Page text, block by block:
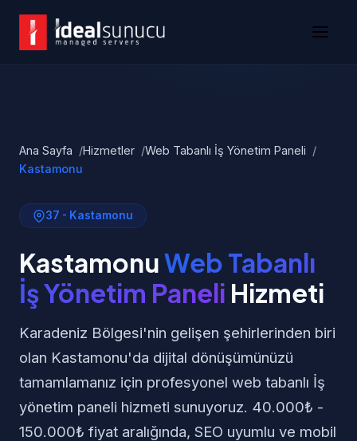
Ana Sayfa Hizmetler
Web Tabanlı İş Yönetim Paneli
Kastamonu
37 - Kastamonu
KastamonuWeb Tabanlı
İş Yönetim Paneli Hizmeti
Karadeniz Bölgesi'nin gelişen şehirlerinden biri
olan Kastamonu'da dijital dönüşümünüzü
tamamlamanız için profesyonel web tabanlı İş
yönetim paneli hizmeti sunuyoruz. 40.000₺ -
150.000₺ fiyat aralığında, SEO uyumlu ve mobil